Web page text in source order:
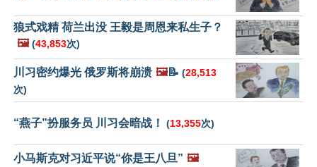
狼式戏精 荷兰出没 王毅是周恩来私生子？
🖼️ (43,853次)
川习密约爆光 俄罗斯将崩溃 🖼️📝 (28,513
次)
“燕子”扮服务员 川习会暗战！ (13,355次)
小马斯克对习近平说“你是王八旦” 🖼️